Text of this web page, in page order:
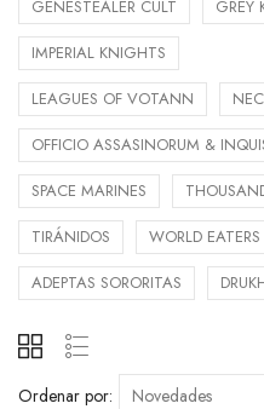
GENESTEALER CULT
GREY
IMPERIAL KNIGHTS
LEAGUES OF VOTANN
OFFICIO ASSASINORUM &
SPACE MARINES
TIRÁNIDOS
WORLD EATERS
ADEPTAS SORORITAS
Ordenar por: